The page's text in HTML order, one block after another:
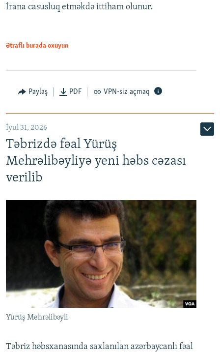
İrana casusluq etməkdə ittiham olunur.
Ətraflı burada oxuyun
Paylaş PDF VPN-siz açmaq
İyul 31, 2026
Təbrizdə fəal Yürüş
Mehrəlibəyliyə yeni həbs cəzası
verilib
Yürüş Mehrəlibəyli
Təbriz həbsxanasında saxlanılan azərbaycanlı fəal